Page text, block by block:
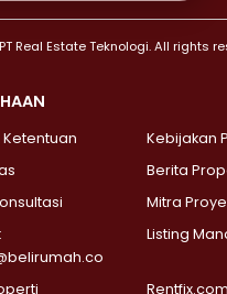
di Bendungan Hilir >
Dijual di Jakarta Selatan
di Lebak Bulus >
di Gandaria Selatan >
di Pondok Labu >
di Lenteng Agung >
di Senayan >
Real Estate Teknologi. All rights
Kebijakan
Berita
Mitra
Listing
Rentfix.com